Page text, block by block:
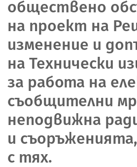
обществено
на проект на
изменение и
на Технически
за работа на
съобщителни
неподвижна
и
с тях.